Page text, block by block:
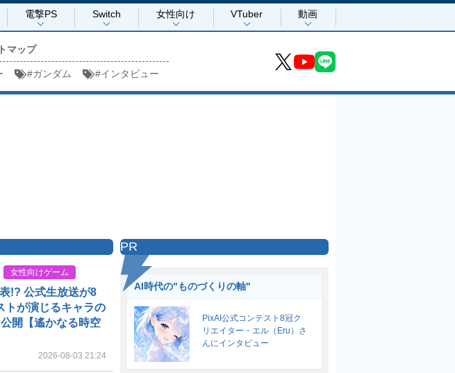
電撃PS Switch 女性向け VTuber 動画
マップ
#ガンダム #インタビュー
女性向けゲーム
!? 公式生放送が8
トが演じるキャラの
開【遙かなる時空
2026-08-03 21:24
PR
AI時代の"ものづくりの軸"
PixAI公式コンテスト8冠ク
リエイター・エル（Eru）さ
んにインタビュー